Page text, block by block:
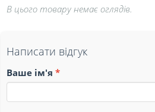
В цього товару немає оглядів.
Написати відгук
Ваше ім'я